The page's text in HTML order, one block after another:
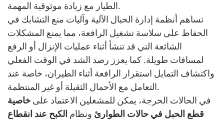
الطيار مع زيادة موثوقية المهمة.
تساهم أنظمة إدارة الحبال الآلية وآليات منع التشابك في
الحفاظ على سلاسة تشغيل الرافعة، مما يمنع المشكلات
الشائعة التي قد تنشأ أثناء عمليات الإنزال أو الرفع
لمسافات طويلة. كما يعزز رصد الشد في الوقت الفعلي
واكتشاف التمايل استقرار الرافعة أثناء الطيران، خاصة عند
التعامل مع الأحمال الثقيلة أو غير المنتظمة.
في الحالات الحرجة، يمكن للمشغلين الاعتماد على خاصية
قطع الحبل في حالات الطوارئ ونظام الكبح عند انقطاع